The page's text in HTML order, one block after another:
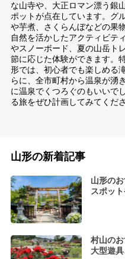
な山寺や、大正ロマン漂う銀
ポットが点在しています。グ
や芋煮、さくらんぼなどの果
自然を活かしたアクティビテ
やスノーボード、夏の山岳ト
節に応じた体験ができます。
形では、初心者でも楽しめる
らに、全市町村から温泉が湧
に温泉でくつろぐのもいいで
る旅をぜひ計画してみてくださ
山形の新着記事
山形の
スポッ
村山の
大型遊